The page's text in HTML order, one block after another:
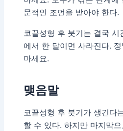
문적인 조언을 받아야 한다.
코끝성형 후 붓기는 결국
에서 한 달이면 사라진다.
마세요.
맺음말
코끝성형 후 붓기가 생긴다
할 수 있다. 하지만 마지막